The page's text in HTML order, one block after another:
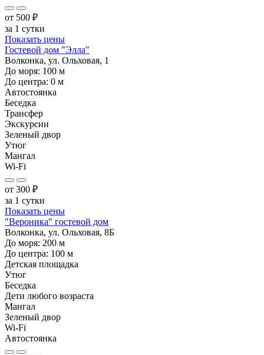
от 500 ₽
за 1 сутки
Показать цены
Гостевой дом "Элла"
Волконка, ул. Ольховая, 1
До моря: 100 м
До центра: 0 м
Автостоянка
Беседка
Трансфер
Экскурсии
Зеленый двор
Утюг
Мангал
Wi-Fi
от 300 ₽
за 1 сутки
Показать цены
"Вероника" гостевой дом
Волконка, ул. Ольховая, 8Б
До моря: 200 м
До центра: 100 м
Детская площадка
Утюг
Беседка
Дети любого возраста
Мангал
Зеленый двор
Wi-Fi
Автостоянка